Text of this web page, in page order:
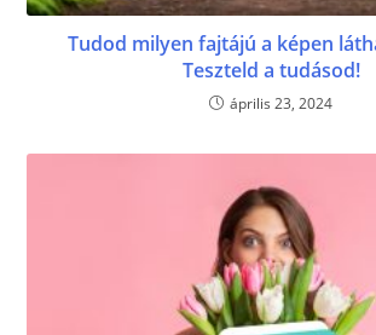
Tudod milyen fajtájú a képen
Teszteld a tudásod!
április 23, 2024